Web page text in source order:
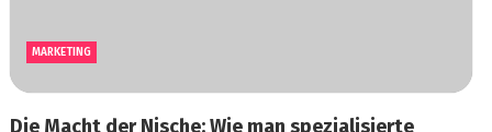
MARKETING
Die Macht der Nische: Wie man spezialisierte